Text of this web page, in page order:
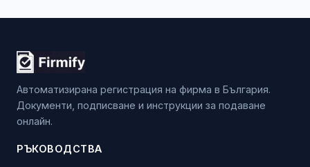
Автоматизирана регистрация на фирма в България.
Документи, подписване и инструкции за подаване
онлайн.
РЪКОВОДСТВА